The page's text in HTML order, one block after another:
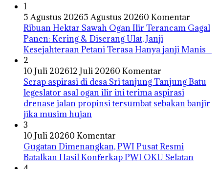
1
5 Agustus 20265 Agustus 20260 Komentar
Ribuan Hektar Sawah Ogan Ilir Terancam Gagal
Panen: Kering & Diserang Ulat, Janji
Kesejahteraan Petani Terasa Hanya janji Manis
2
10 Juli 202612 Juli 20260 Komentar
Serap aspirasi di desa Sri tanjung Tanjung Batu
legeslator asal ogan ilir ini terima aspirasi
drenase jalan propinsi tersumbat sebakan banjir
jika musim hujan
3
10 Juli 20260 Komentar
Gugatan Dimenangkan, PWI Pusat Resmi
Batalkan Hasil Konferkap PWI OKU Selatan